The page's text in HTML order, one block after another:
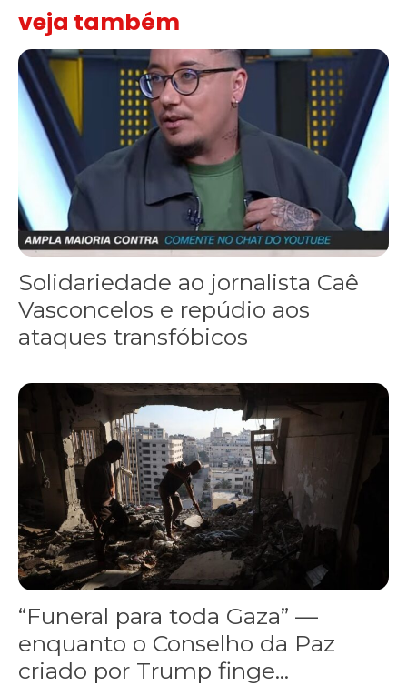
veja também
Solidariedade ao jornalista Caê Vasconcelos e repúdio aos
Solidariedade ao jornalista Caê
Vasconcelos e repúdio aos
ataques transfóbicos
“Funeral para toda Gaza” — enquanto o Conselho da Paz
“Funeral para toda Gaza” —
enquanto o Conselho da Paz
criado por Trump finge...